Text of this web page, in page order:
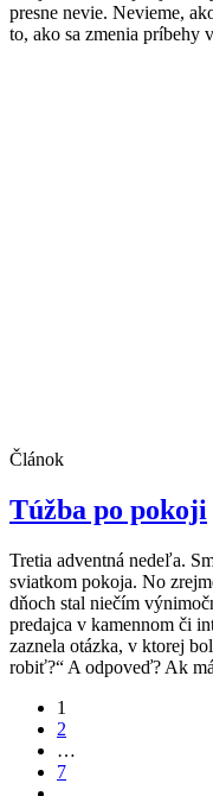
presne nevie. Nevieme,
to, ako sa zmenia príbehy
Článok
Túžba po pokoji
Tretia adventná nedeľa.
sviatkom pokoja. No
dňoch stal niečím
predajca v kamennom či
zaznela otázka, v ktorej
robiť?“ A odpoveď? Ak
1
2
…
7